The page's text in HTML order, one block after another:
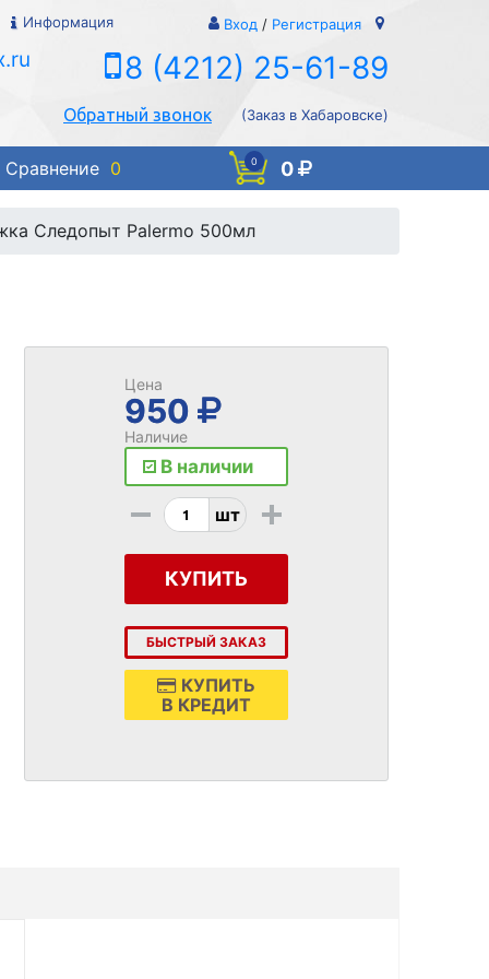
Информация Вход / Регистрация
8 (4212) 25-61-89
Обратный звонок (Заказ в Хабаровске)
Сравнение 0 0 0
Следопыт Palermo 500мл
Цена
950
Наличие
В наличии
- шт +
КУПИТЬ
БЫСТРЫЙ ЗАКАЗ
КУПИТЬ
В КРЕДИТ